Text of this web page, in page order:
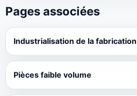
Pages associées
Industrialisation de la
Pièces faible volume